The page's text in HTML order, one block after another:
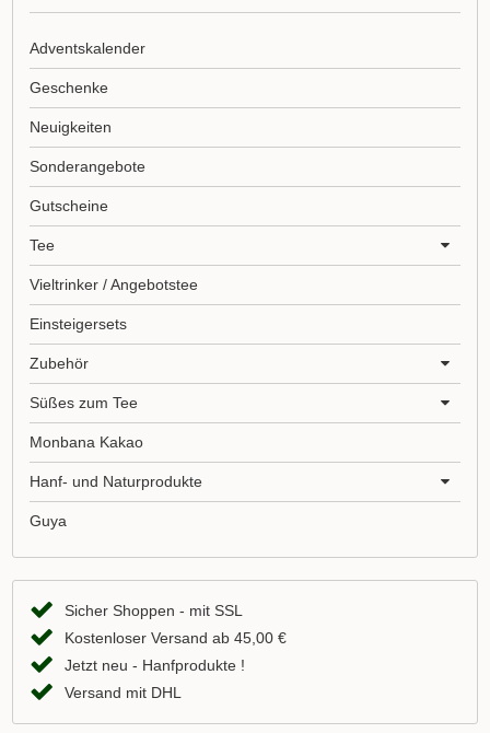
Adventskalender
Geschenke
Neuigkeiten
Sonderangebote
Gutscheine
Tee
Vieltrinker / Angebotstee
Einsteigersets
Zubehör
Süßes zum Tee
Monbana Kakao
Hanf- und Naturprodukte
Guya
Sicher Shoppen - mit SSL
Kostenloser Versand ab 45,00 €
Jetzt neu - Hanfprodukte !
Versand mit DHL